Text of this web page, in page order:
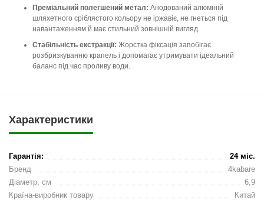
Преміальний полегшений метал: Анодований алюміній
шляхетного сріблястого кольору не іржавіє, не гнеться під
навантаженням й має стильний зовнішній вигляд.
Стабільність екстракції: Жорстка фіксація запобігає
розбризкуванню крапель і допомагає утримувати ідеальний
баланс під час проливу води.
Характеристики
Гарантія:
24 міс.
Бренд
4kabare
Діаметр, см
6,9
Країна-виробник товару
Китай